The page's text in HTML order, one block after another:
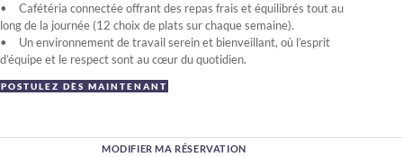
Cafétéria connectée offrant des repas frais et équilibrés tout au
long de la journée (12 choix de plats sur chaque semaine).
Un environnement de travail serein et bienveillant, où l’esprit
d’équipe et le respect sont au cœur du quotidien.
POSTULEZ DÈS MAINTENANT
MODIFIER MA RÉSERVATION